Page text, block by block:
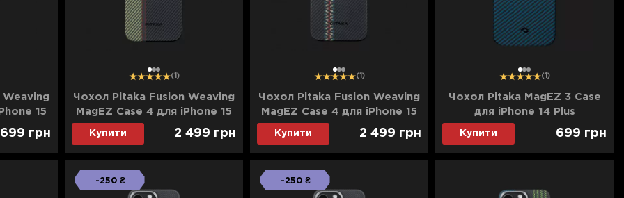
Weaving
15
699 грн
12 3 (1)
Чохол Pitaka Fusion Weaving
MagEZ Case 4 для iPhone 15
Pro (Overture)
Купити 2 499 грн
12 3 (1)
Чохол Pitaka Fusion Weaving
MagEZ Case 4 для iPhone 15
Pro (Rhapsody)
Купити 2 499 грн
12 3 (1)
Чохол Pitaka MagEZ 3 Case
для iPhone 14 Plus
(Black/Blue Twill)
Купити 699 грн
-250 ₴ -250 ₴